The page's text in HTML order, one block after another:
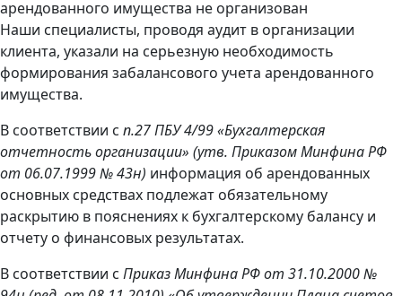
арендованного имущества не организован
Наши специалисты, проводя аудит в организации
клиента, указали на серьезную необходимость
формирования забалансового учета арендованного
имущества.
В соответствии с п.27 ПБУ 4/99 «Бухгалтерская
отчетность организации» (утв. Приказом Минфина РФ
от 06.07.1999 № 43н) информация об арендованных
основных средствах подлежат обязательному
раскрытию в пояснениях к бухгалтерскому балансу и
отчету о финансовых результатах.
В соответствии с Приказ Минфина РФ от 31.10.2000 №